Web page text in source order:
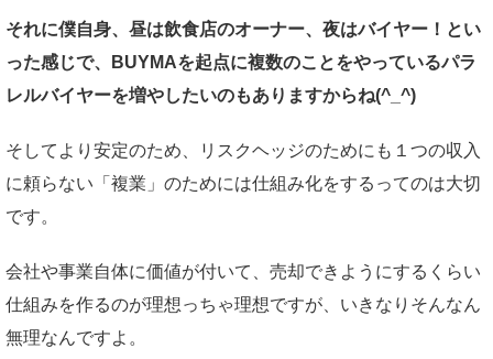
それに僕自身、昼は飲食店のオーナー、夜はバイヤー！とい
った感じで、BUYMAを起点に複数のことをやっているパラ
レルバイヤーを増やしたいのもありますからね(^_^)
そしてより安定のため、リスクヘッジのためにも１つの収入
に頼らない「複業」のためには仕組み化をするってのは大切
です。
会社や事業自体に価値が付いて、売却できようにするくらい
仕組みを作るのが理想っちゃ理想ですが、いきなりそんなん
無理なんですよ。